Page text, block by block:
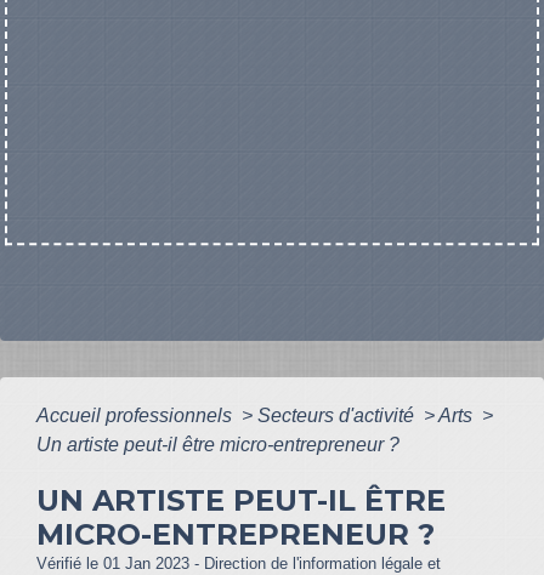
Accueil professionnels > Secteurs d'activité >Arts >
Un artiste peut-il être micro-entrepreneur ?
UN ARTISTE PEUT-IL ÊTRE
MICRO-ENTREPRENEUR ?
Vérifié le 01 Jan 2023 - Direction de l'information légale et